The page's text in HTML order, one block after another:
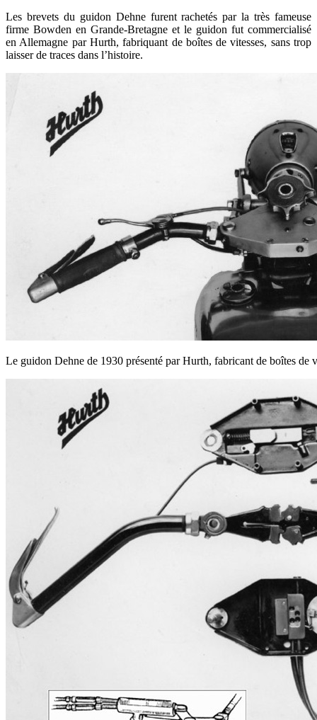
Les brevets du guidon Dehne furent rachetés par la très fameuse
firme Bowden en Grande-Bretagne et le guidon fut commercialisé
en Allemagne par Hurth, fabriquant de boîtes de vitesses, sans trop
laisser de traces dans l’histoire.
Le guidon Dehne de 1930 présenté par Hurth, fabricant de boîtes de